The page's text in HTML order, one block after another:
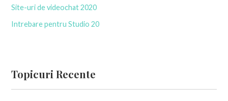
Site-uri de videochat 2020
Intrebare pentru Studio 20
Topicuri Recente